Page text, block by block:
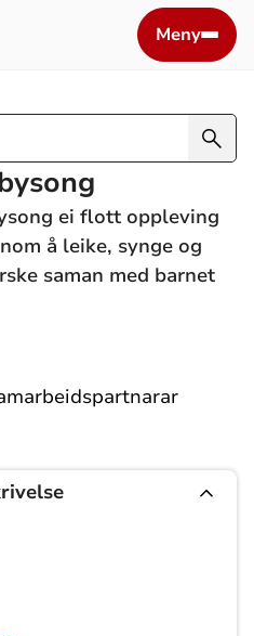
Meny
ei flott oppleving
å leike, synge og
saman med barnet